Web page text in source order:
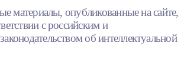
материалы, опубликованные на сайте,
с российским и
об интеллектуальной